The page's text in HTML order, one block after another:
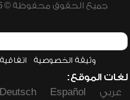
جميع الحقوق محفوظة © 2026 - 1998 لشبكة إسلام ويب
وثيقة الخصوصية
لغات الموقع:
عربي
Español
Deutsch